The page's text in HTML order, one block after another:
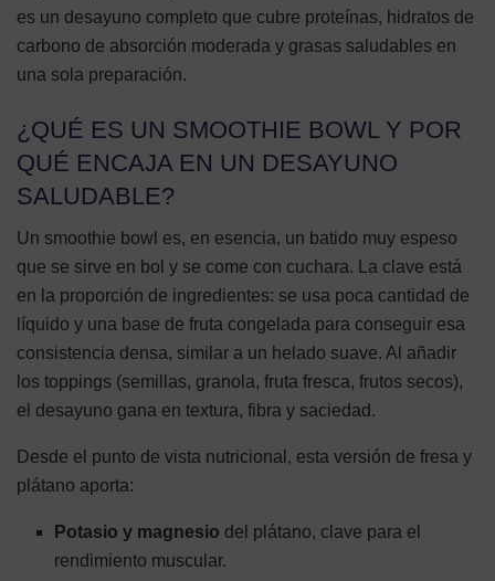
es un desayuno completo que cubre proteínas, hidratos de
carbono de absorción moderada y grasas saludables en
una sola preparación.
¿QUÉ ES UN SMOOTHIE BOWL Y POR
QUÉ ENCAJA EN UN DESAYUNO
SALUDABLE?
Un smoothie bowl es, en esencia, un batido muy espeso
que se sirve en bol y se come con cuchara. La clave está
en la proporción de ingredientes: se usa poca cantidad de
líquido y una base de fruta congelada para conseguir esa
consistencia densa, similar a un helado suave. Al añadir
los toppings (semillas, granola, fruta fresca, frutos secos),
el desayuno gana en textura, fibra y saciedad.
Desde el punto de vista nutricional, esta versión de fresa y
plátano aporta:
Potasio y magnesio del plátano, clave para el
rendimiento muscular.